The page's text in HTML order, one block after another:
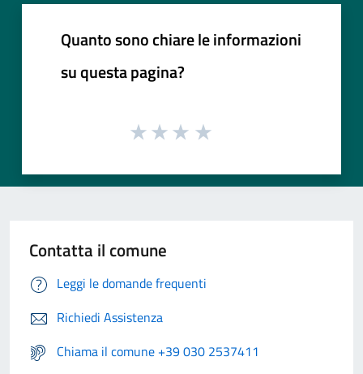
Quanto sono chiare le informazioni
su questa pagina?
Contatta il comune
Leggi le domande frequenti
Richiedi Assistenza
Chiama il comune +39 030 2537411